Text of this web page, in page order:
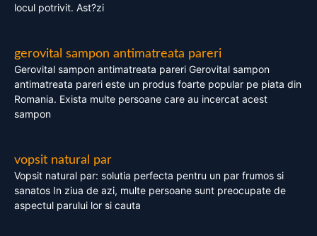
locul potrivit. Ast?zi
gerovital sampon antimatreata pareri
Gerovital sampon antimatreata pareri Gerovital sampon
antimatreata pareri este un produs foarte popular pe piata din
Romania. Exista multe persoane care au incercat acest
sampon
vopsit natural par
Vopsit natural par: solutia perfecta pentru un par frumos si
sanatos In ziua de azi, multe persoane sunt preocupate de
aspectul parului lor si cauta